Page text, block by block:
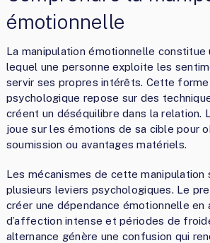
émotionnelle
La manipulation émotionnelle constitue
lequel une personne exploite les
servir ses propres intérêts. Cette
psychologique repose sur des
créent un déséquilibre dans la relation.
joue sur les émotions de sa cible pour
soumission ou avantages matériels.
Les mécanismes de cette manipulation
plusieurs leviers psychologiques. Le
créer une dépendance émotionnelle en
d’affection intense et périodes de
alternance génère une confusion qui